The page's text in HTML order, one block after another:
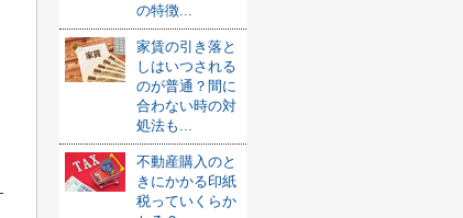
の特徴...
家賃の引き落と
しはいつされる
のが普通？間に
合わない時の対
処法も...
不動産購入のと
きにかかる印紙
税っていくらか